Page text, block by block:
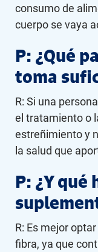
consumo de
cuerpo se vaya
P: ¿Qué
toma
R: Si una
el tratamiento o
estreñimiento y
la salud que
P: ¿Y qué
R: Es mejor
fibra, ya que